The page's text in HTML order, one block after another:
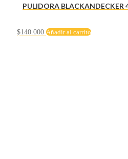
PULIDORA BLACKANDECKER
$140.000 Añadir al carrito